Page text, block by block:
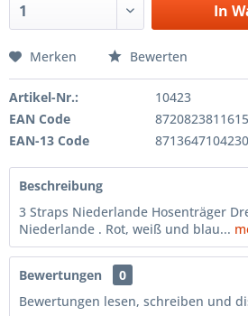
In
Merken Bewerten
Artikel-Nr.:
10423
EAN Code
8720823811615
EAN-13 Code
8713647104230
Beschreibung
3 Straps Niederlande Hosenträger
Niederlande . Rot, weiß und blau...
Bewertungen
0
Bewertungen lesen, schreiben und